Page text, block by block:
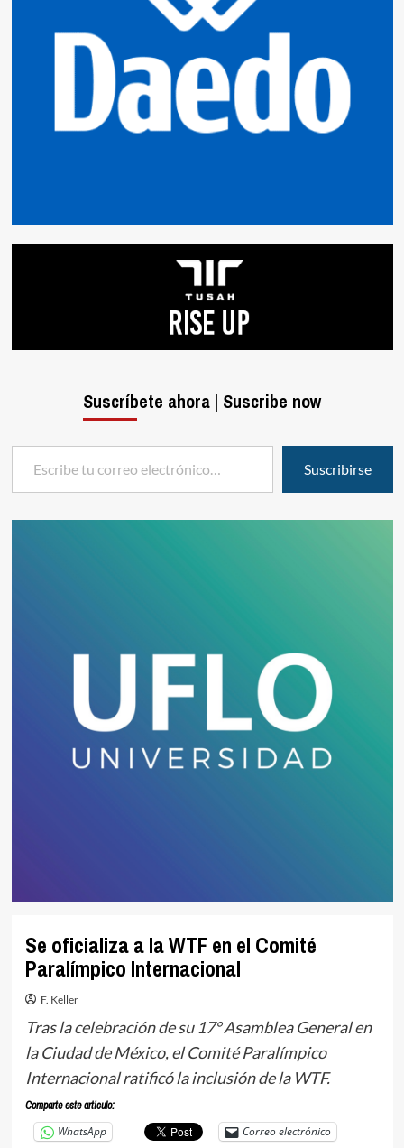
Se oficializa a la WTF en el Comité
Paralímpico Internacional
F. Keller
Tras la celebración de su 17° Asamblea General en
la Ciudad de México, el Comité Paralímpico
Internacional ratificó la inclusión de la WTF.
Comparte este articulo:
WhatsApp
Correo electrónico
Suscríbete ahora | Suscribe now
Escribe tu correo electrónico…
Suscribirse